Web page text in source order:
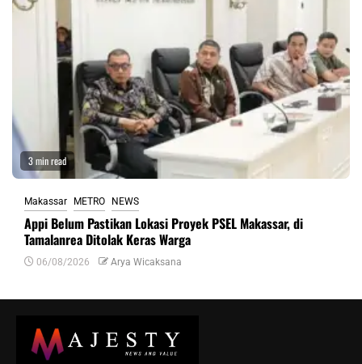
3 min read
Makassar METRO NEWS
Appi Belum Pastikan Lokasi Proyek PSEL Makassar, di
Tamalanrea Ditolak Keras Warga
06/08/2026 Arya Wicaksana